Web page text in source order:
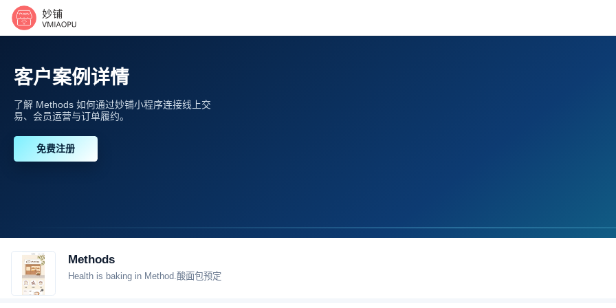
客户案例详情
了解 Methods 如何通过妙铺小程序连接线上交
易、会员运营与订单履约。
免费注册
Methods
Health is baking in Method.酸面包预定